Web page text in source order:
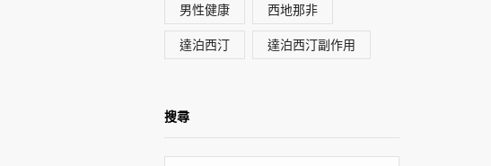
男性健康 西地那非
達泊西汀 達泊西汀副作用
搜尋